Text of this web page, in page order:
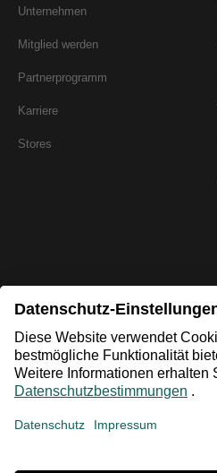
Unternehmen
Mitglied werden
Partnerprogramm
Karriere
Stores